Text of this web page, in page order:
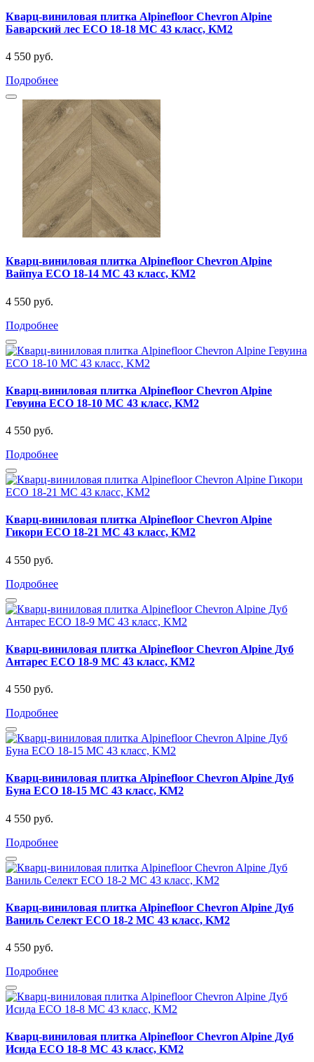
Кварц-виниловая плитка Alpinefloor Chevron Alpine
Баварский лес ECO 18-18 MC 43 класс, KM2
4 550 руб.
Подробнее
Кварц-виниловая плитка Alpinefloor Chevron Alpine
Вайпуа ECO 18-14 MC 43 класс, KM2
4 550 руб.
Подробнее
Кварц-виниловая плитка Alpinefloor Chevron Alpine
Гевуина ECO 18-10 MC 43 класс, KM2
4 550 руб.
Подробнее
Кварц-виниловая плитка Alpinefloor Chevron Alpine
Гикори ECO 18-21 MC 43 класс, KM2
4 550 руб.
Подробнее
Кварц-виниловая плитка Alpinefloor Chevron Alpine Дуб
Антарес ECO 18-9 MC 43 класс, KM2
4 550 руб.
Подробнее
Кварц-виниловая плитка Alpinefloor Chevron Alpine Дуб
Буна ECO 18-15 MC 43 класс, KM2
4 550 руб.
Подробнее
Кварц-виниловая плитка Alpinefloor Chevron Alpine Дуб
Ваниль Селект ECO 18-2 MC 43 класс, KM2
4 550 руб.
Подробнее
Кварц-виниловая плитка Alpinefloor Chevron Alpine Дуб
Исида ECO 18-8 MC 43 класс, KM2